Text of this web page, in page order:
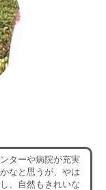
ターや病院が充実
なと思うが、やは
、自然もきれいな